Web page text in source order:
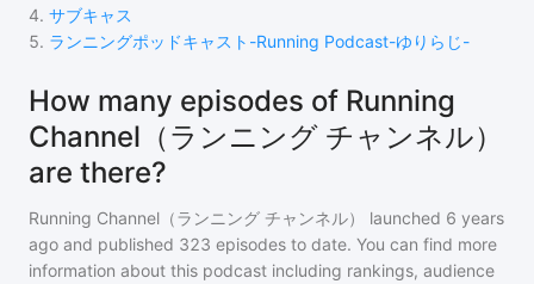
4. サブキャス
5. ランニングポッドキャスト-Running Podcast-ゆりらじ-
How many episodes of Running
Channel（ランニング チャンネル）
are there?
Running Channel（ランニング チャンネル）
launched 6 years
ago and published 323 episodes to date. You can find more
information about this podcast including rankings, audience